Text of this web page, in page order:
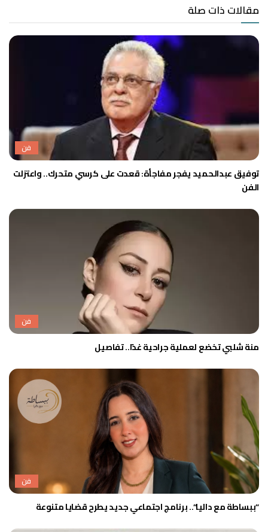
مقالات ذات صلة
فن
توفيق عبدالحميد يفجر مفاجأة: قعدت على كرسي متحرك.. واعتزلت
الفن
فن
منة شلبي تخضع لعملية جراحية غدًا.. تفاصيل
فن
”ببساطة مع داليا”.. برنامج اجتماعي جديد يطرح قضايا متنوعة